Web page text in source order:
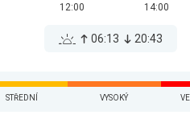
12:00 14:00
06:13 20:43
STŘEDNÍ VYSOKÝ